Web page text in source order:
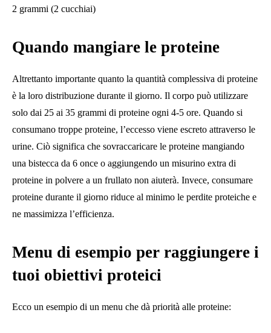
2 grammi (2 cucchiai)
Quando mangiare le proteine
Altrettanto importante quanto la quantità complessiva di proteine
​​è la loro distribuzione durante il giorno. Il corpo può utilizzare
solo dai 25 ai 35 grammi di proteine ​​ogni 4-5 ore. Quando si
consumano troppe proteine, l’eccesso viene escreto attraverso le
urine. Ciò significa che sovraccaricare le proteine ​​mangiando
una bistecca da 6 once o aggiungendo un misurino extra di
proteine ​​in polvere a un frullato non aiuterà. Invece, consumare
proteine ​​durante il giorno riduce al minimo le perdite proteiche e
ne massimizza l’efficienza.
Menu di esempio per raggiungere i
tuoi obiettivi proteici
Ecco un esempio di un menu che dà priorità alle proteine: